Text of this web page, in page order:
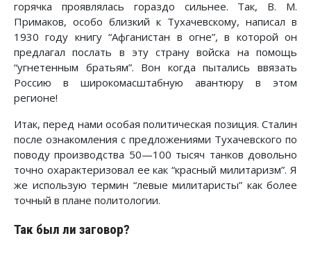
горячка проявлялась гораздо сильнее. Так, В. М.
Примаков, особо близкий к Тухачевскому, написал в
1930 году книгу “Афганистан в огне”, в которой он
предлагал послать в эту страну войска на помощь
“угнетенным братьям”. Вон когда пытались ввязать
Россию в широкомасштабную авантюру в этом
регионе!
Итак, перед нами особая политическая позиция. Сталин
после ознакомления с предложениями Тухачевского по
поводу производства 50—100 тысяч танков довольно
точно охарактеризовал ее как “красный милитаризм”. Я
же использую термин “левые милитаристы” как более
точный в плане полито­логии.
Так был ли заговор?